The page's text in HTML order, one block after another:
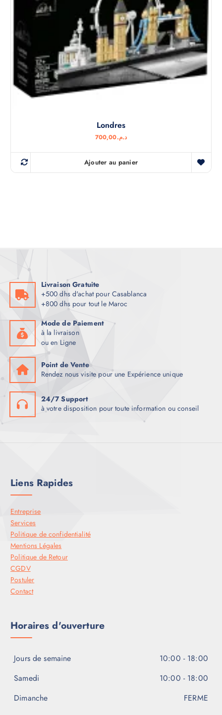
Londres
د.م.700,00
Ajouter au panier
Livraison Gratuite
+500 dhs d'achat pour Casablanca
+800 dhs pour tout le Maroc
Mode de Paiement
à la livraison
ou en Ligne
Point de Vente
Rendez nous visite pour une Expérience unique
24/7 Support
à votre disposition pour toute information ou conseil
Liens Rapides
Entreprise
Services
Politique de confidentialité
Mentions Légales
Politique de Retour
CGDV
Postuler
Contact
Horaires d'ouverture
Jours de semaine
10:00 - 18:00
Samedi
10:00 - 18:00
Dimanche
FERME